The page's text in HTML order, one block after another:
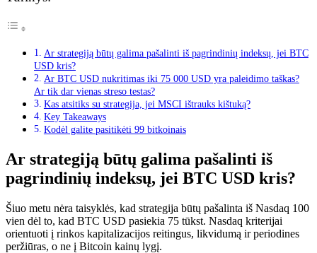
Ar strategiją būtų galima pašalinti iš pagrindinių indeksų, jei BTC
USD kris?
Ar BTC USD nukritimas iki 75 000 USD yra paleidimo taškas?
Ar tik dar vienas streso testas?
Kas atsitiks su strategija, jei MSCI ištrauks kištuką?
Key Takeaways
Kodėl galite pasitikėti 99 bitkoinais
Ar strategiją būtų galima pašalinti iš
pagrindinių indeksų, jei BTC USD kris?
Šiuo metu nėra taisyklės, kad strategija būtų pašalinta iš Nasdaq 100
vien dėl to, kad BTC USD pasiekia 75 tūkst. Nasdaq kriterijai
orientuoti į rinkos kapitalizacijos reitingus, likvidumą ir periodines
peržiūras, o ne į Bitcoin kainų lygį.